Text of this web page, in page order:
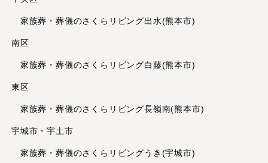
家族葬・葬儀のさくらリビング出水(熊本市)
南区
家族葬・葬儀のさくらリビング白藤(熊本市)
東区
家族葬・葬儀のさくらリビング長嶺南(熊本市)
宇城市・宇土市
家族葬・葬儀のさくらリビングうき(宇城市)